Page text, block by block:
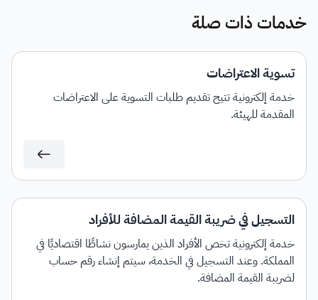
خدمات ذات صلة
تسوية الاعتراضات
خدمة إلكترونية تتيح تقديم طلبات التسوية على الاعتراضات
المقدمة للهيئة.
التسجيل في ضريبة القيمة المضافة للأفراد
خدمة إلكترونية تخص الأفراد الذين يمارسون نشاطًا اقتصاديًا في
المملكة. وعند التسجيل في الخدمة، سيتم إنشاء رقم حساب
لضريبة القيمة المضافة.